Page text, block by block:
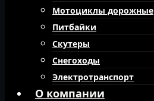
Мотоциклы дорожные
Питбайки
Скутеры
Снегоходы
Электротранспорт
О компании